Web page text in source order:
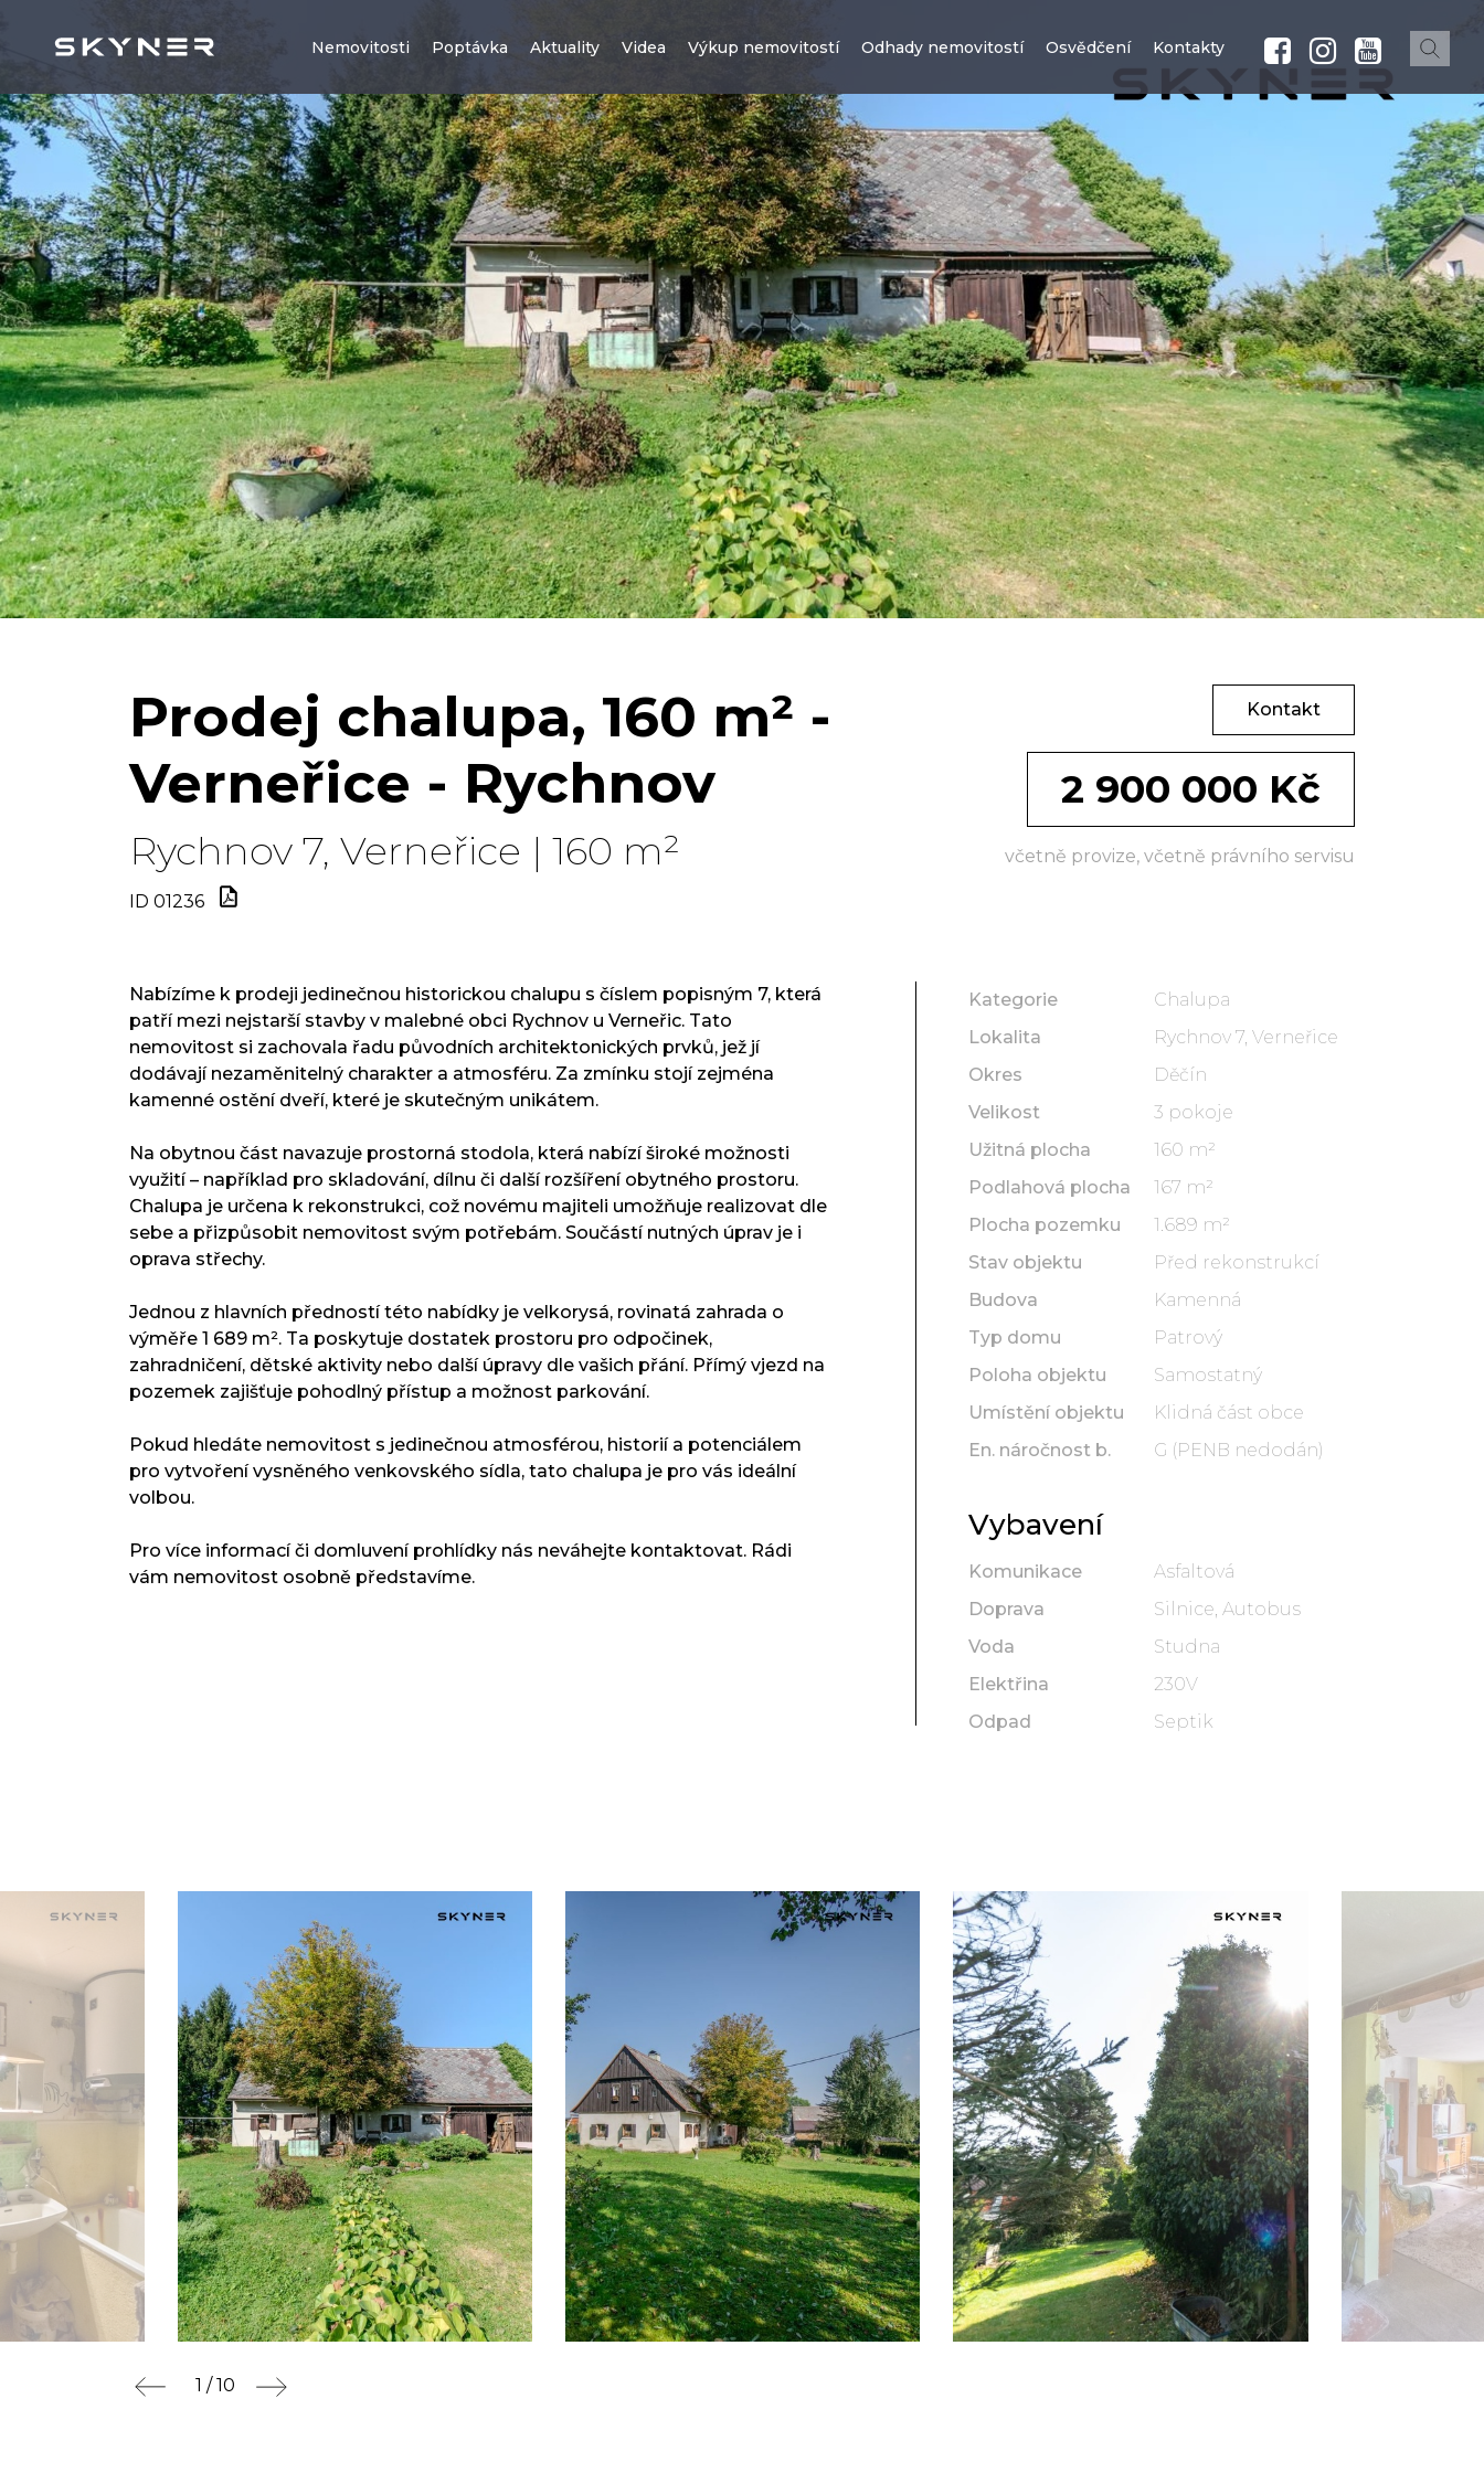
Nemovitosti Poptávka Aktuality Videa Výkup nemovitostí Odhady nemovitostí Osvědčení Kontakty
Prodej chalupa, 160 m² -
Verneřice - Rychnov
Rychnov 7, Verneřice | 160 m²
ID 01236
Kontakt
2 900 000 Kč
včetně provize, včetně právního servisu
Nabízíme k prodeji jedinečnou historickou chalupu s číslem popisným 7, která
patří mezi nejstarší stavby v malebné obci Rychnov u Verneřic. Tato
nemovitost si zachovala řadu původních architektonických prvků, jež jí
dodávají nezaměnitelný charakter a atmosféru. Za zmínku stojí zejména
kamenné ostění dveří, které je skutečným unikátem.
Na obytnou část navazuje prostorná stodola, která nabízí široké možnosti
využití – například pro skladování, dílnu či další rozšíření obytného prostoru.
Chalupa je určena k rekonstrukci, což novému majiteli umožňuje realizovat dle
sebe a přizpůsobit nemovitost svým potřebám. Součástí nutných úprav je i
oprava střechy.
Jednou z hlavních předností této nabídky je velkorysá, rovinatá zahrada o
výměře 1 689 m². Ta poskytuje dostatek prostoru pro odpočinek,
zahradničení, dětské aktivity nebo další úpravy dle vašich přání. Přímý vjezd na
pozemek zajišťuje pohodlný přístup a možnost parkování.
Pokud hledáte nemovitost s jedinečnou atmosférou, historií a potenciálem
pro vytvoření vysněného venkovského sídla, tato chalupa je pro vás ideální
volbou.
Pro více informací či domluvení prohlídky nás neváhejte kontaktovat. Rádi
vám nemovitost osobně představíme.
Kategorie
Chalupa
Lokalita
Rychnov 7, Verneřice
Okres
Děčín
Velikost
3 pokoje
Užitná plocha
160 m²
Podlahová plocha
167 m²
Plocha pozemku
1.689 m²
Stav objektu
Před rekonstrukcí
Budova
Kamenná
Typ domu
Patrový
Poloha objektu
Samostatný
Umístění objektu
Klidná část obce
En. náročnost b.
G (PENB nedodán)
Vybavení
Komunikace
Asfaltová
Doprava
Silnice, Autobus
Voda
Studna
Elektřina
230V
Odpad
Septik
1 / 10